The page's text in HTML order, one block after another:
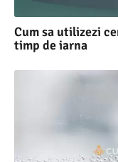
Cum sa utilizezi
timp de iarna